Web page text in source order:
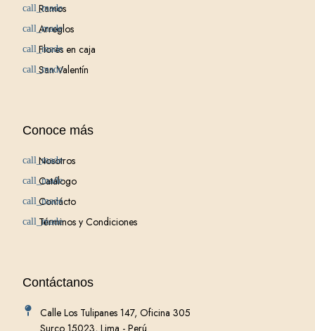
Ramos
Arreglos
Flores en caja
San Valentín
Conoce más
Nosotros
Catálogo
Contácto
Términos y Condiciones
Contáctanos
Calle Los Tulipanes 147, Oficina 305
Surco 15023, Lima - Perú